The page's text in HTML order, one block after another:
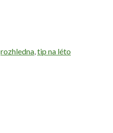
rozhledna,tip na léto